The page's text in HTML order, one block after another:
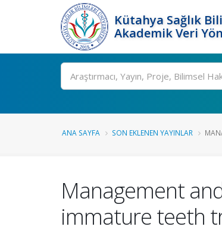
Kütahya Sağlık
Akademik Veri
Ara
ANA SAYFA SON EKLENEN YAYINLAR
Management
immature teeth